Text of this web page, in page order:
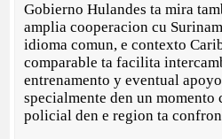
Gobierno Hulandes ta mira
amplia cooperacion cu
idioma comun, e contexto
comparable ta facilita
entrenamento y eventual
specialmente den un momento
policial den e region ta